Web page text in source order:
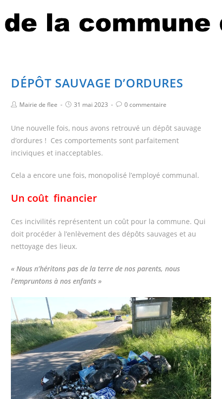
DÉPÔT SAUVAGE D’ORDURES
Mairie de flee 31 mai 2023 0 commentaire
Une nouvelle fois, nous avons retrouvé un dépôt sauvage
d’ordures ! Ces comportements sont parfaitement
inciviques et inacceptables.
Cela a encore une fois, monopolisé l’employé communal.
Un coût financier
Ces incivilités représentent un coût pour la commune. Qui
doit procéder à l’enlèvement des dépôts sauvages et au
nettoyage des lieux.
« Nous n’héritons pas de la terre de nos parents, nous
l’empruntons à nos enfants »